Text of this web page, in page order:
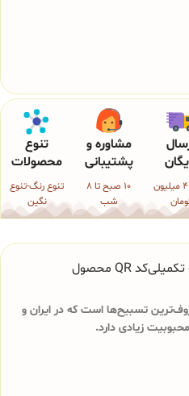
بالای 4 میلیون
مشاوره و
پشتیبانی
10 صبح تا 8
شب
تنوع
محصولات
تنوع رنگ-تنوع
نگین
کد QR محصول
تسبیح‌ها است که در ایران و
زیادی دارد.